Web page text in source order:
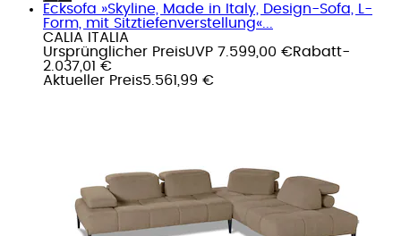
Ecksofa »Skyline, Made in Italy, Design-Sofa, L-
Form, mit Sitztiefenverstellung«...
CALIA ITALIA
Ursprünglicher PreisUVP 7.599,00 €Rabatt-
2.037,01 €
Aktueller Preis5.561,99 €